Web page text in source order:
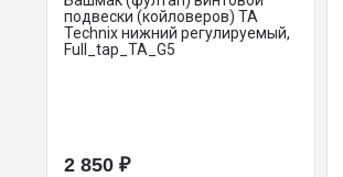
подвески (койловеров) TA
Technix нижний регулируемый,
Full_tap_TA_G5
2 850 ₽